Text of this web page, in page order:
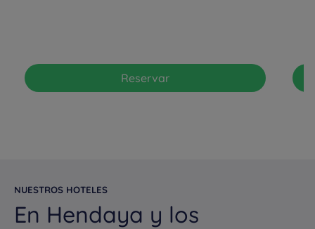
Reservar
NUESTROS HOTELES
En Hendaya y los